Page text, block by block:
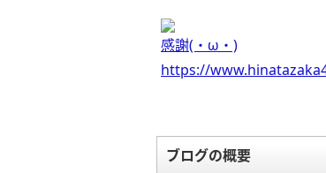
感謝(・ω・)
https://
ブログの概要